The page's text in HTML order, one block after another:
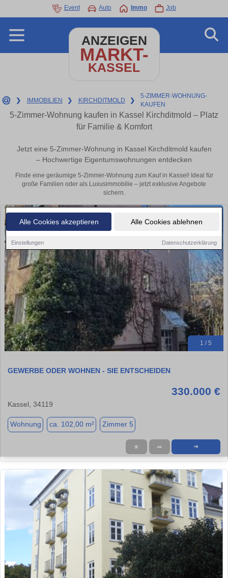
Alle Cookies akzeptieren Alle Cookies ablehnen
Einstellungen Datenschutzerklärung
Event Auto Immo Job
ANZEIGEN
MARKT-
KASSEL
❯ IMMOBILIEN ❯ KIRCHDITMOLD ❯
5-ZIMMER-WOHNUNG-
KAUFEN
5-Zimmer-Wohnung kaufen in Kassel Kirchditmold – Platz
für Familie & Komfort
Jetzt eine 5-Zimmer-Wohnung in Kassel Kirchditmold kaufen
– Hochwertige Eigentumswohnungen entdecken
Finde eine geräumige 5-Zimmer-Wohnung zum Kauf in Kassel! Ideal für
große Familien oder als Luxusimmobilie – jetzt exklusive Angebote
sichern.
1 / 5
GEWERBE ODER WOHNEN - SIE ENTSCHEIDEN
330.000 €
Kassel, 34119
Wohnung ca. 102,00 m² Zimmer 5
★ ➦ ➜